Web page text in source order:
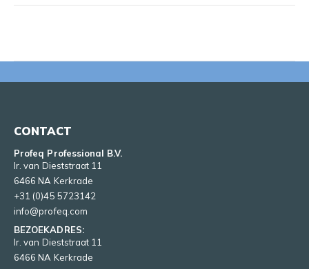
CONTACT
Profeq Professional B.V.
Ir. van Dieststraat 11
6466 NA Kerkrade
+31 (0)45 5723142
info@profeq.com
BEZOEKADRES:
Ir. van Dieststraat 11
6466 NA Kerkrade